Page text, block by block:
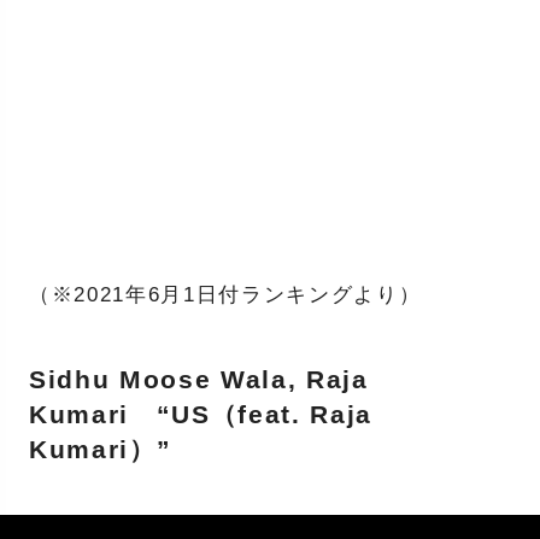
（※2021年6月1日付ランキングより）
Sidhu Moose Wala, Raja
Kumari “US（feat. Raja
Kumari）”